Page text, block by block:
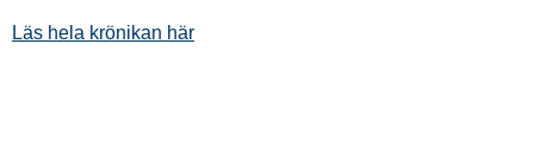
Läs hela krönikan här